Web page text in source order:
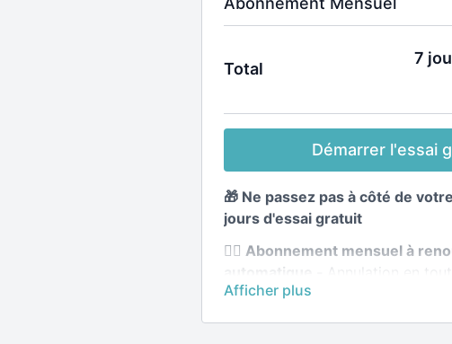
Total
7
Démarrer l'essai
🎁 Ne passez pas à côté de
jours d'essai gratuit
🧘‍♀️ Abonnement mensuel à
automatique -
Annulation en
Accès illimité à toute la
Application incluse